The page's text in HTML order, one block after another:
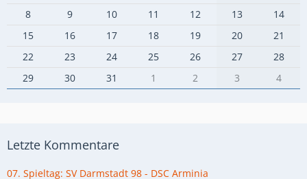
8
9 10 11 12 13
14
15
16 17 18 19 20
21
22
23 24 25 26 27
28
29
30 31 1 2 3 4
Letzte Kommentare
07. Spieltag: SV Darmstadt 98 - DSC Arminia